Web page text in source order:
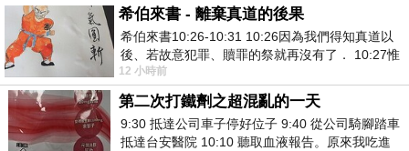
希伯來書 - 離棄真道的後果
希伯來書10:26-10:31 10:26因為我們得知真道以
後、若故意犯罪、贖罪的祭就再沒有了． 10:27惟
有戰懼等候審判和那燒滅眾敵人的烈火
12 小時前
第二次打鐵劑之超混亂的一天
9:30 抵達公司車子停好位子 9:40 從公司騎腳踏車
抵達台安醫院 10:10 聽取血液報告。原來我吃進